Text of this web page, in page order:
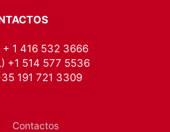
+ 1 416 532 3666
+1 514 577 5536
191 721 3309
Contactos